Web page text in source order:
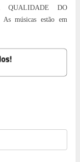
QUALIDADE DO
músicas estão em